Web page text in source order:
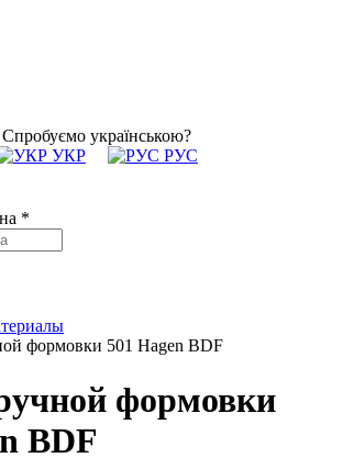
Спробуємо українською?
УКР
РУС
*
формовки 501 Hagen BDF
формовки
BDF